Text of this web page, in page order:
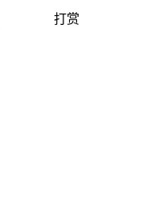
打赏